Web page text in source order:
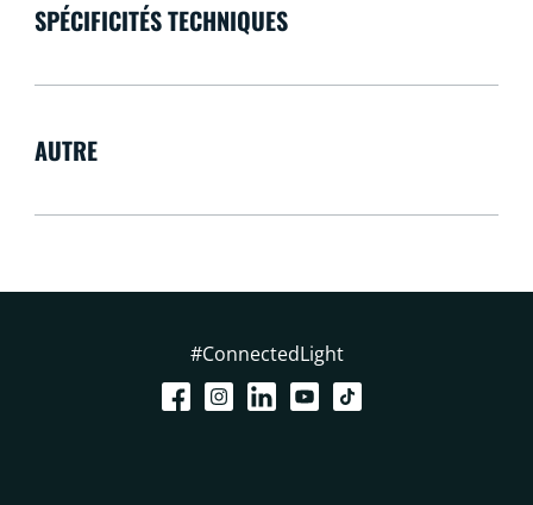
SPÉCIFICITÉS TECHNIQUES
AUTRE
#ConnectedLight